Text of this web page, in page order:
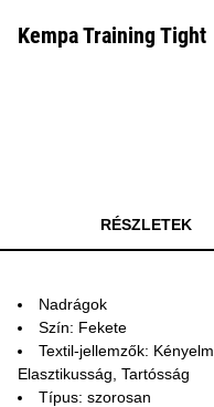
Kempa Training Tight
RÉSZLETEK
Nadrágok
Szín: Fekete
Textil-jellemzők:
Elasztikusság, Tartósság
Típus: szorosan